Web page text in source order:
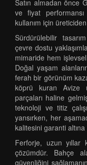
Satın almadan önce
ve fiyat
kullanım için
Sürdürülebilir
çevre dostu
mimaride hem
Doğal yaşam
ferah bir görünüm
köprü kuran Avize
parçaları haline
teknoloji ve titiz
yansırken, her
kalitesini garanti altına
Ferforje, uzun yıllar
çözümdür. Bahçe
güvenliğini